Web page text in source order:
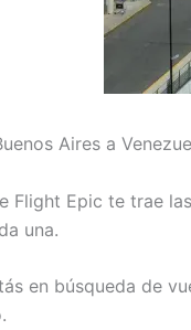
Aires a
Flight Epic te trae
una.
en búsqueda de